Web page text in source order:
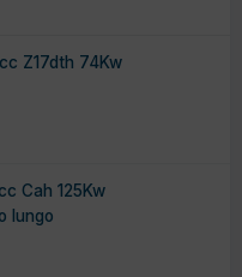
Z17dth 74Kw
Cah 125Kw
lungo